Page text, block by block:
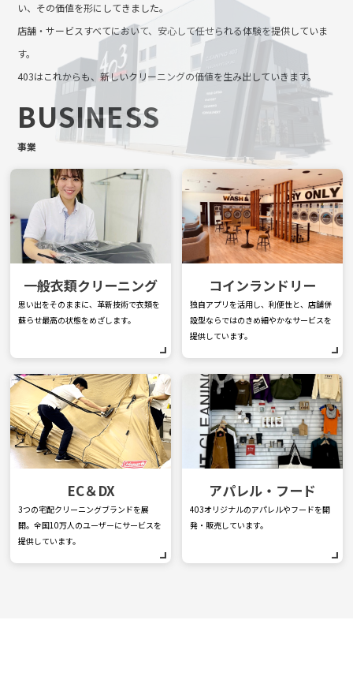
い、その価値を形にしてきました。
店舗・サービスすべてにおいて、安心して任せられる体験を提供していま
す。
403はこれからも、新しいクリーニングの価値を生み出していきます。
BUSINESS
事業
一般衣類クリーニング
思い出をそのままに、革新技術で衣類を
蘇らせ最高の状態をめざします。
コインランドリー
独自アプリを活用し、利便性と、店舗併
設型ならではのきめ細やかなサービスを
提供しています。
EC＆DX
3つの宅配クリーニングブランドを展
開。全国10万人のユーザーにサービスを
提供しています。
アパレル・フード
403オリジナルのアパレルやフードを開
発・販売しています。